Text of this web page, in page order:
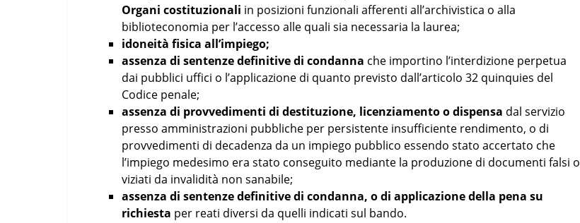
Organi costituzionali in posizioni funzionali afferenti all’archivistica o alla
biblioteconomia per l’accesso alle quali sia necessaria la laurea;
idoneità fisica all’impiego;
assenza di sentenze definitive di condanna che importino l’interdizione perpetua
dai pubblici uffici o l’applicazione di quanto previsto dall’articolo 32 quinquies del
Codice penale;
assenza di provvedimenti di destituzione, licenziamento o dispensa dal servizio
presso amministrazioni pubbliche per persistente insufficiente rendimento, o di
provvedimenti di decadenza da un impiego pubblico essendo stato accertato che
l’impiego medesimo era stato conseguito mediante la produzione di documenti falsi o
viziati da invalidità non sanabile;
assenza di sentenze definitive di condanna, o di applicazione della pena su
richiesta per reati diversi da quelli indicati sul bando.